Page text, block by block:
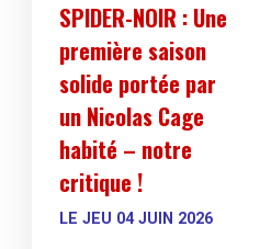
SPIDER-NOIR : Une
première saison
solide portée par
un Nicolas Cage
habité – notre
critique !
LE JEU 04 JUIN 2026